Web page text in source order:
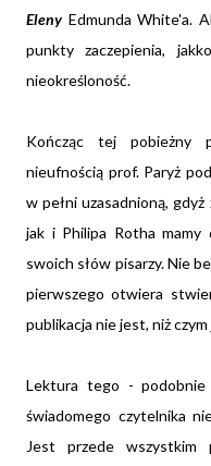
ElenyEdmunda White'a.
punkty zaczepienia,
nieokreśloność.
Kończąc tej pobieżny
nieufnością prof. Paryż
w pełni uzasadnioną,
jak i Philipa Rotha mamy
swoich słów pisarzy. Nie
pierwszego otwiera
publikacja nie jest, niż
Lektura tego - podobnie
świadomego czytelnika
Jest przede wszystkim